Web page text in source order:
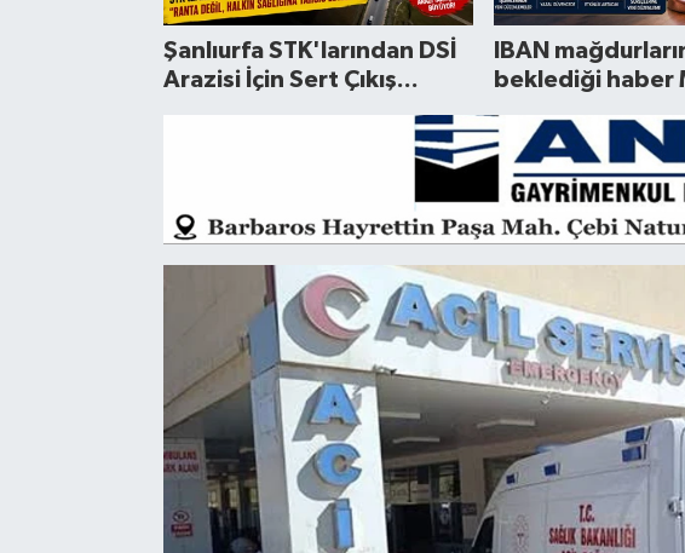
Şanlıurfa STK'larından DSİ
Arazisi İçin Sert Çıkış...
IBAN
beklediği haber